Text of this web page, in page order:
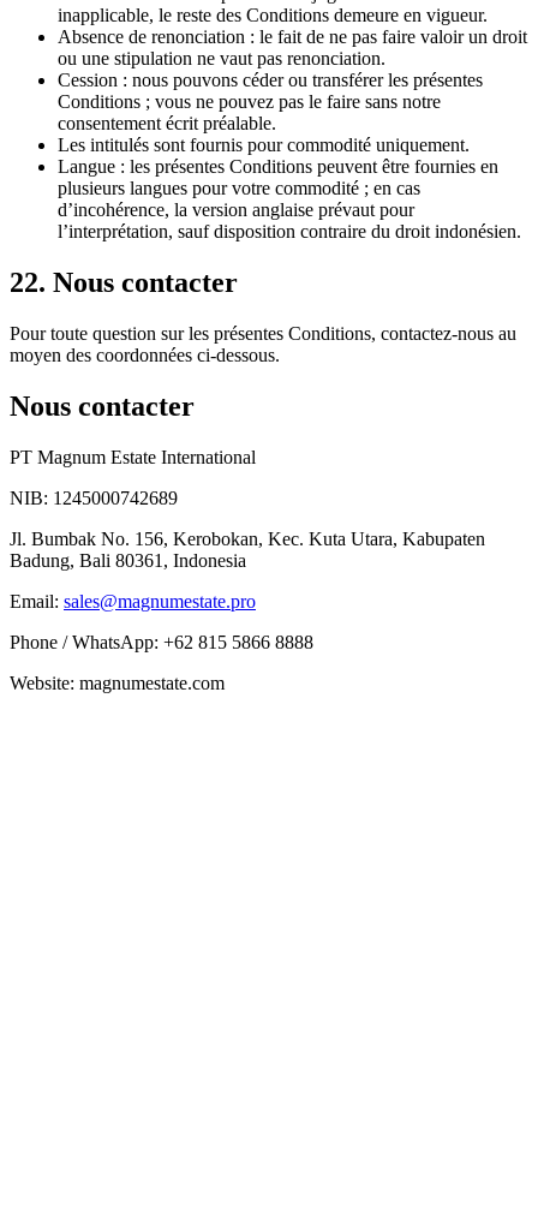
inapplicable, le reste des Conditions demeure en vigueur.
Absence de renonciation : le fait de ne pas faire valoir un droit
ou une stipulation ne vaut pas renonciation.
Cession : nous pouvons céder ou transférer les présentes
Conditions ; vous ne pouvez pas le faire sans notre
consentement écrit préalable.
Les intitulés sont fournis pour commodité uniquement.
Langue : les présentes Conditions peuvent être fournies en
plusieurs langues pour votre commodité ; en cas
d’incohérence, la version anglaise prévaut pour
l’interprétation, sauf disposition contraire du droit indonésien.
22. Nous contacter
Pour toute question sur les présentes Conditions, contactez-nous au
moyen des coordonnées ci-dessous.
Nous contacter
PT Magnum Estate International
NIB: 1245000742689
Jl. Bumbak No. 156, Kerobokan, Kec. Kuta Utara, Kabupaten
Badung, Bali 80361, Indonesia
Email: sales@magnumestate.pro
Phone / WhatsApp: +62 815 5866 8888
Website: magnumestate.com